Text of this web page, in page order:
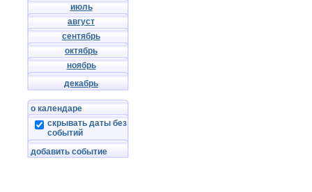
июль
август
сентябрь
октябрь
ноябрь
декабрь
о календаре
скрывать даты без
событий
добавить событие